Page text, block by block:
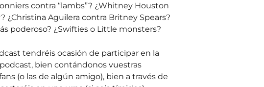
contra “lambs”? ¿Whitney Houston
¿Christina Aguilera contra Britney Spears?
poderoso? ¿Swifties o Little monsters?
tendréis ocasión de participar en la
bien contándonos vuestras
(o las de algún amigo), bien a través de